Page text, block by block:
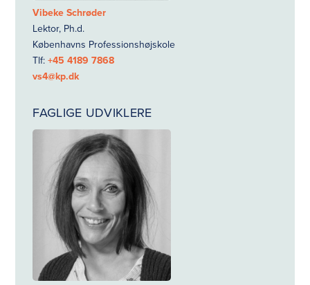
Vibeke Schrøder
Lektor, Ph.d.
Københavns Professionshøjskole
Tlf:+45 4189 7868
vs4@kp.dk
FAGLIGE UDVIKLERE